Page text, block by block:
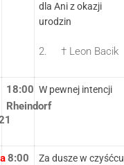
dla Ani z okazji
urodzin
2. † Leon Bacik
18:00
Rheindorf
W pewnej intencji
8:00
Za dusze w czyśćcu